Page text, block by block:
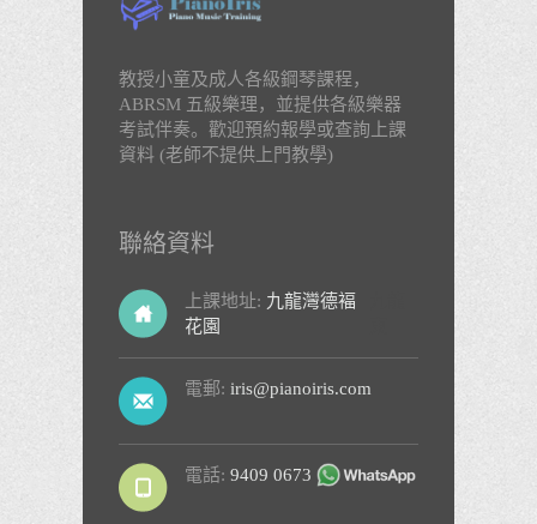
教授小童及成人各級鋼琴課程，
ABRSM 五級樂理，並提供各級樂器
考試伴奏。歡迎預約報學或查詢上課
資料 (老師不提供上門教學)
聯絡資料
上課地址: 九龍灣德褔
花園
電郵: iris@pianoiris.com
電話: 9409 0673